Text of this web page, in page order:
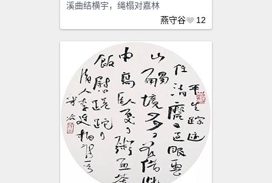
溪曲结横宇，绳榻对嘉林
燕守谷
12